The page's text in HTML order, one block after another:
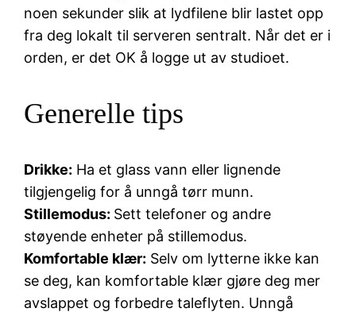
noen sekunder slik at lydfilene blir lastet opp
fra deg lokalt til serveren sentralt. Når det er i
orden, er det OK å logge ut av studioet.
Generelle tips
Drikke: Ha et glass vann eller lignende
tilgjengelig for å unngå tørr munn.
Stillemodus: Sett telefoner og andre
støyende enheter på stillemodus.
Komfortable klær: Selv om lytterne ikke kan
se deg, kan komfortable klær gjøre deg mer
avslappet og forbedre taleflyten. Unngå